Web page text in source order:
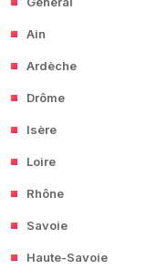
Ain
Ardèche
Drôme
Isère
Loire
Rhône
Savoie
Haute-Savoie